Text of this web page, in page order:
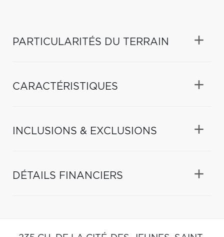
PARTICULARITÉS DU TERRAIN
CARACTÉRISTIQUES
INCLUSIONS & EXCLUSIONS
DÉTAILS FINANCIERS